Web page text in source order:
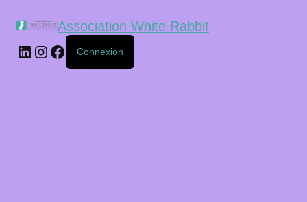
Association White Rabbit
Connexion